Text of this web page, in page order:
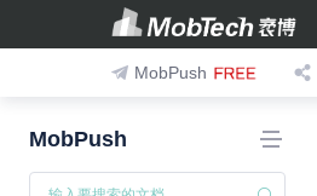
MobPush
MobPush